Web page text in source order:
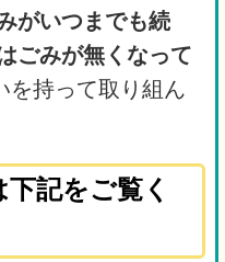
がいつまでも続
ごみが無くなって
を持って取り組ん
記をご覧く